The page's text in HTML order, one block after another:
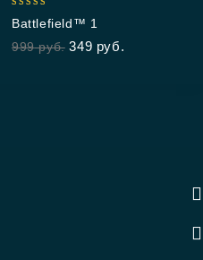
out of 5
Battlefield™ 1
999руб. 349 руб.